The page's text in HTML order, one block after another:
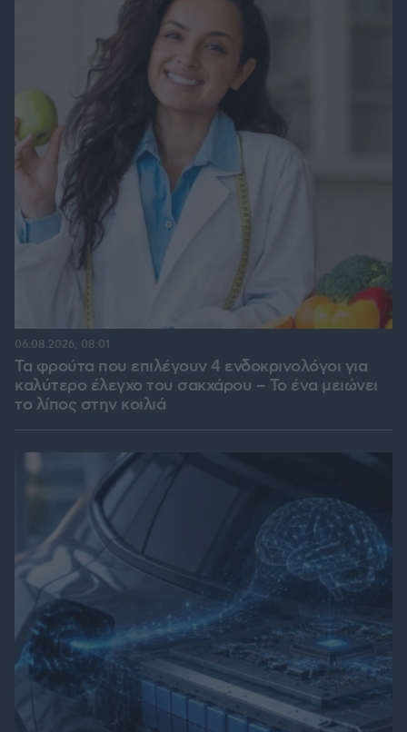
Τα φρούτα που επιλέγουν 4 ενδοκρινολόγοι για
καλύτερο έλεγχο του σακχάρου – Το ένα μειώνει
το λίπος στην κοιλιά
06.08.2026, 08:01